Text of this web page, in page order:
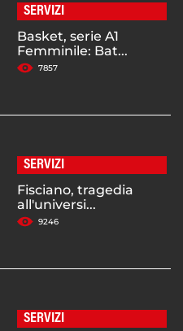
SERVIZI
Basket, serie A1
Femminile: Bat...
7857
SERVIZI
Fisciano, tragedia
all'universi...
9246
SERVIZI